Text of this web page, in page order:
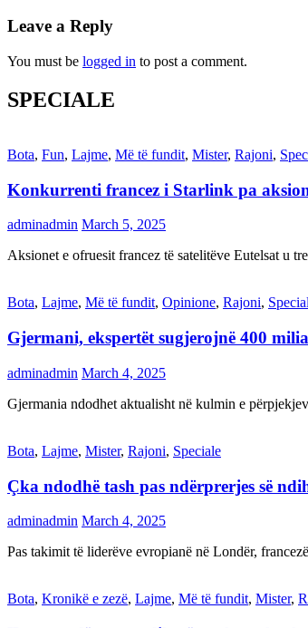
Leave a Reply
You must be logged in to post a comment.
SPECIALE
Bota, Fun, Lajme, Më të fundit, Mister, Rajoni,
Konkurrenti francez i Starlink pa
adminadmin March 5, 2025
Aksionet e ofruesit francez të satelitëve Eutelsat u
Bota, Lajme, Më të fundit, Opinione, Rajoni,
Gjermani, ekspertët sugjerojnë 400
adminadmin March 4, 2025
Gjermania ndodhet aktualisht në kulmin e
Bota, Lajme, Mister, Rajoni, Speciale
Çka ndodhë tash pas ndërprerjes së
adminadmin March 4, 2025
Pas takimit të liderëve evropianë në Londër,
Bota, Kronikë e zezë, Lajme, Më të fundit, Mister,